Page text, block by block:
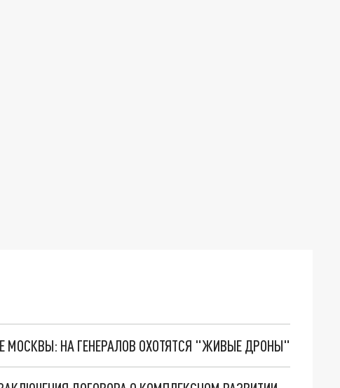
МОСКВЫ: НА ГЕНЕРАЛОВ ОХОТЯТСЯ "ЖИВЫЕ ДРОНЫ"